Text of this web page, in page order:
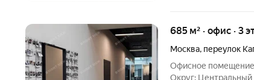
685 м² · офис · 3
Москва, переулок
Офисное помещение
Округ: